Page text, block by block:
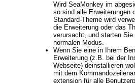
Wird SeaMonkey im
so sind alle Erweiterungen
Standard-Theme wird
die Erweiterung oder das
verursacht, und starten
normalen Modus.
Wenn Sie eine in Ihrem
Erweiterung (z.B. bei der
Webseite) deinstallieren
mit dem
extension für alle